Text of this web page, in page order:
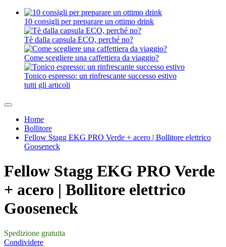
10 consigli per preparare un ottimo drink
Tè dalla capsula ECO, perché no?
Come scegliere una caffettiera da viaggio?
Tonico espresso: un rinfrescante successo estivo
tutti gli articoli
Home
Bollitore
Fellow Stagg EKG PRO Verde + acero | Bollitore elettrico
Gooseneck
Fellow Stagg EKG PRO Verde
+ acero | Bollitore elettrico
Gooseneck
Spedizione gratuita
Condividere